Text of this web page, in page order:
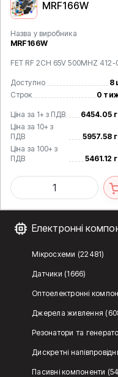
Електронні
Мікросхеми (22481)
Датчики (1666)
Оптоелектронні
Джерела живлення
Резонатори та
Дискретні
Пасивні компоненти
MRF166W
Назва у виробника
MRF166W
FET RF 2CH 65V 500MHZ 412-
Доступно
8
Строк
0
Ціна за 1+ з ПДВ
6454.05
Ціна за 10+ з
ПДВ
5957.58
Ціна за 100+ з
ПДВ
5461.12